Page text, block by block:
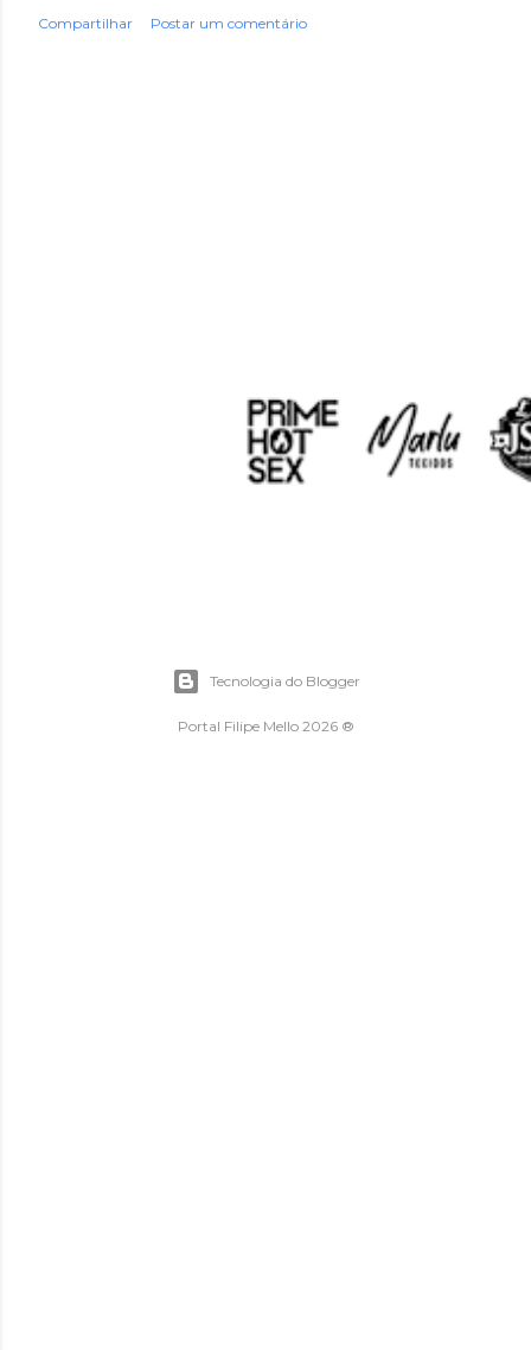
Compartilhar Postar um comentário
Tecnologia do Blogger
Portal Filipe Mello 2026 ®